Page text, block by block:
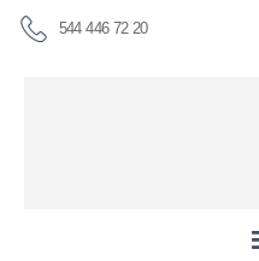
544 446 72 20